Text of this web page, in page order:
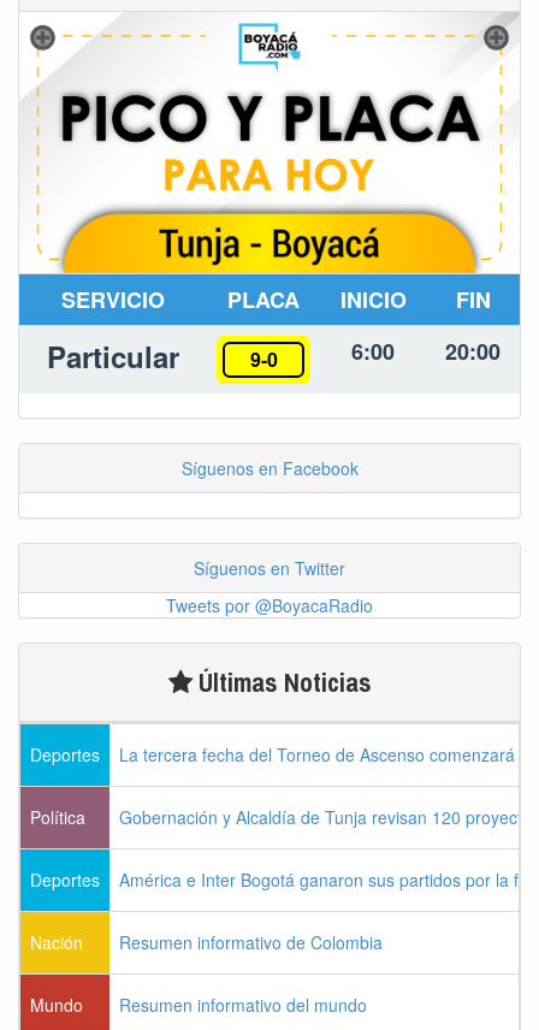
SERVICIO PLACA INICIO FIN
Particular 9-0 6:00 20:00
Síguenos en Facebook
Síguenos en Twitter
Tweets por @BoyacaRadio
Últimas Noticias
Deportes La tercera fecha del Torneo de Ascenso comenzará
Política Gobernación y Alcaldía de Tunja revisan 120
Deportes América e Inter Bogotá ganaron sus partidos por la
Nación Resumen informativo de Colombia
Mundo Resumen informativo del mundo